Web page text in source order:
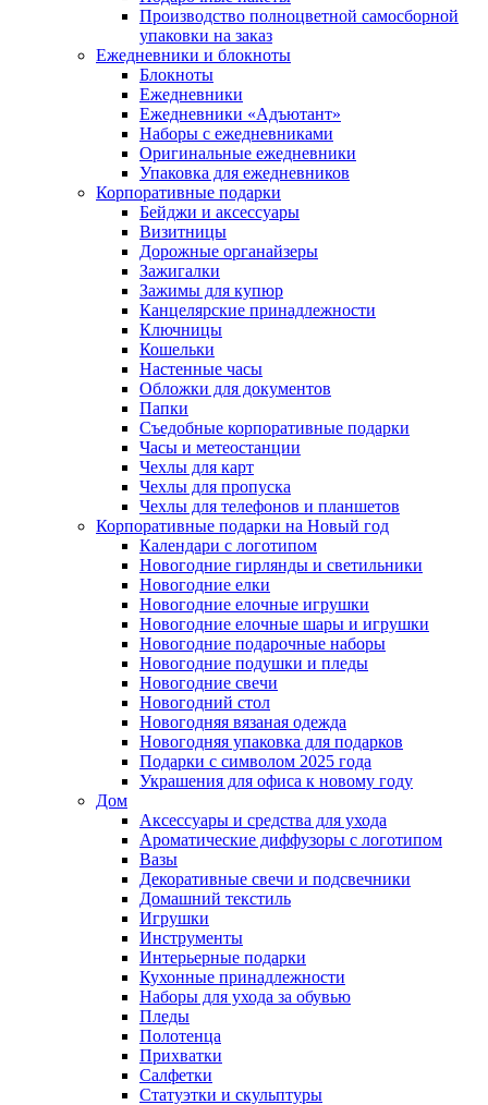
Производство полноцветной самосборной
упаковки на заказ
Ежедневники и блокноты
Блокноты
Ежедневники
Ежедневники «Адъютант»
Наборы с ежедневниками
Оригинальные ежедневники
Упаковка для ежедневников
Корпоративные подарки
Бейджи и аксессуары
Визитницы
Дорожные органайзеры
Зажигалки
Зажимы для купюр
Канцелярские принадлежности
Ключницы
Кошельки
Настенные часы
Обложки для документов
Папки
Съедобные корпоративные подарки
Часы и метеостанции
Чехлы для карт
Чехлы для пропуска
Чехлы для телефонов и планшетов
Корпоративные подарки на Новый год
Календари с логотипом
Новогодние гирлянды и светильники
Новогодние елки
Новогодние елочные игрушки
Новогодние елочные шары и игрушки
Новогодние подарочные наборы
Новогодние подушки и пледы
Новогодние свечи
Новогодний стол
Новогодняя вязаная одежда
Новогодняя упаковка для подарков
Подарки с символом 2025 года
Украшения для офиса к новому году
Дом
Аксессуары и средства для ухода
Ароматические диффузоры с логотипом
Вазы
Декоративные свечи и подсвечники
Домашний текстиль
Игрушки
Инструменты
Интерьерные подарки
Кухонные принадлежности
Наборы для ухода за обувью
Пледы
Полотенца
Прихватки
Салфетки
Статуэтки и скульптуры